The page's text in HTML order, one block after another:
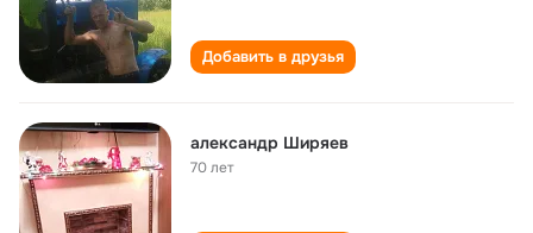
Добавить в друзья
александр Ширяев
70 лет